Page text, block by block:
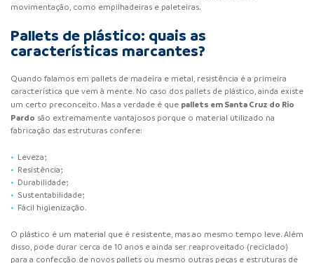
movimentação, como empilhadeiras e paleteiras.
Pallets de plástico: quais as
características marcantes?
Quando falamos em pallets de madeira e metal, resistência é a primeira
característica que vem à mente. No caso dos pallets de plástico, ainda existe
um certo preconceito. Mas a verdade é que pallets em Santa Cruz do Rio
Pardo são extremamente vantajosos porque o material utilizado na
fabricação das estruturas confere:
Leveza;
Resistência;
Durabilidade;
Sustentabilidade;
Fácil higienização.
O plástico é um material que é resistente, mas ao mesmo tempo leve. Além
disso, pode durar cerca de 10 anos e ainda ser reaproveitado (reciclado)
para a confecção de novos pallets ou mesmo outras peças e estruturas de